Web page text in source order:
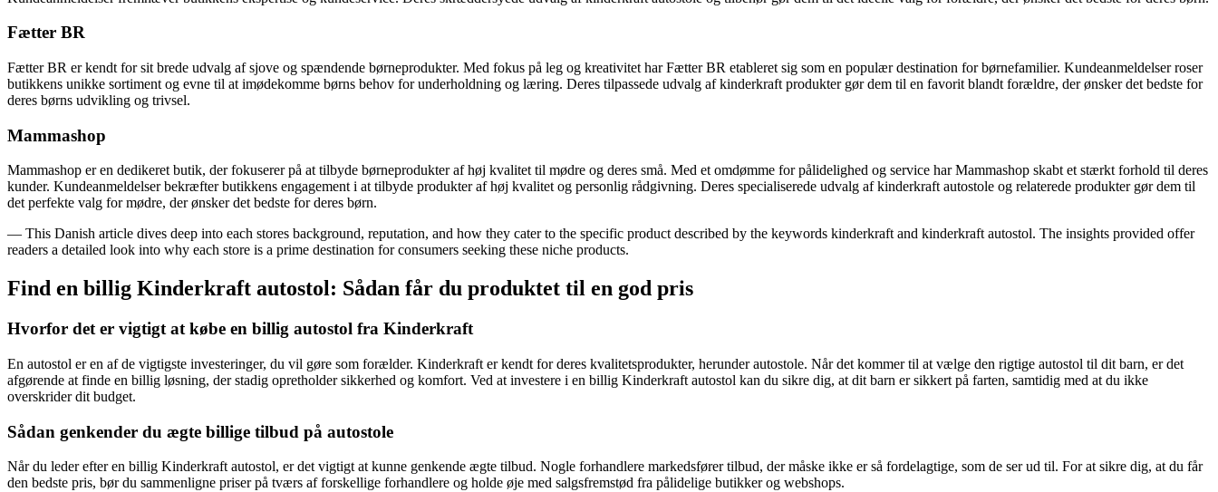
Fætter BR
Fætter BR er kendt for sit brede udvalg af sjove og spændende børneprodukter. Med fokus på leg og kreativitet har Fætter BR etableret sig som en populær destination for børnefamilier. Kundeanmeldelser roser
butikkens unikke sortiment og evne til at imødekomme børns behov for underholdning og læring. Deres tilpassede udvalg af kinderkraft produkter gør dem til en favorit blandt forældre, der ønsker det bedste for
deres børns udvikling og trivsel.
Mammashop
Mammashop er en dedikeret butik, der fokuserer på at tilbyde børneprodukter af høj kvalitet til mødre og deres små. Med et omdømme for pålidelighed og service har Mammashop skabt et stærkt forhold til deres
kunder. Kundeanmeldelser bekræfter butikkens engagement i at tilbyde produkter af høj kvalitet og personlig rådgivning. Deres specialiserede udvalg af kinderkraft autostole og relaterede produkter gør dem til
det perfekte valg for mødre, der ønsker det bedste for deres børn.
— This Danish article dives deep into each stores background, reputation, and how they cater to the specific product described by the keywords kinderkraft and kinderkraft autostol. The insights provided offer
readers a detailed look into why each store is a prime destination for consumers seeking these niche products.
Find en billig Kinderkraft autostol: Sådan får du produktet til en god pris
Hvorfor det er vigtigt at købe en billig autostol fra Kinderkraft
En autostol er en af de vigtigste investeringer, du vil gøre som forælder. Kinderkraft er kendt for deres kvalitetsprodukter, herunder autostole. Når det kommer til at vælge den rigtige autostol til dit barn, er det
afgørende at finde en billig løsning, der stadig opretholder sikkerhed og komfort. Ved at investere i en billig Kinderkraft autostol kan du sikre dig, at dit barn er sikkert på farten, samtidig med at du ikke
overskrider dit budget.
Sådan genkender du ægte billige tilbud på autostole
Når du leder efter en billig Kinderkraft autostol, er det vigtigt at kunne genkende ægte tilbud. Nogle forhandlere markedsfører tilbud, der måske ikke er så fordelagtige, som de ser ud til. For at sikre dig, at du får
den bedste pris, bør du sammenligne priser på tværs af forskellige forhandlere og holde øje med salgsfremstød fra pålidelige butikker og webshops.